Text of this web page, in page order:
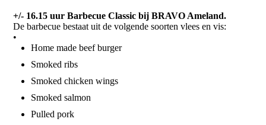
+/- 16.15 uur Barbecue Classic bij BRAVO Ameland.
De barbecue bestaat uit de volgende soorten vlees en vis:
•
Home made beef burger
Smoked ribs
Smoked chicken wings
Smoked salmon
Pulled pork